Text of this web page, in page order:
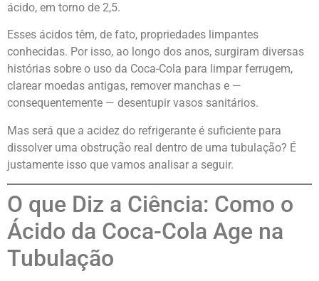
ácido, em torno de 2,5.
Esses ácidos têm, de fato, propriedades limpantes
conhecidas. Por isso, ao longo dos anos, surgiram diversas
histórias sobre o uso da Coca-Cola para limpar ferrugem,
clarear moedas antigas, remover manchas e —
consequentemente — desentupir vasos sanitários.
Mas será que a acidez do refrigerante é suficiente para
dissolver uma obstrução real dentro de uma tubulação? É
justamente isso que vamos analisar a seguir.
O que Diz a Ciência: Como o
Ácido da Coca-Cola Age na
Tubulação